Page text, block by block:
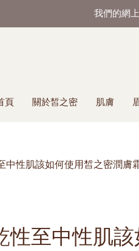
我們的網
頁 關於皙之密 肌膚
中性肌該如何使用皙之密潤膚
性至中性肌